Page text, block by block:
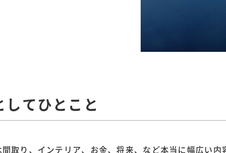
してひとこと
取り、インテリア、お金、将来、など本当に幅広い内